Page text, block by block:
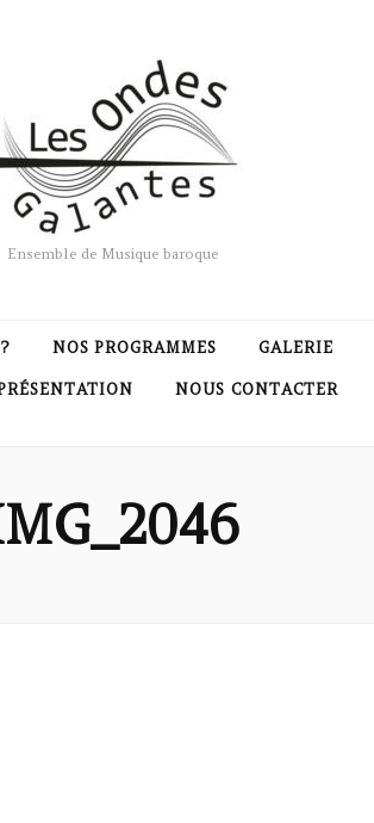
Ensemble de Musique baroque
NOS PROGRAMMES GALERIE
NOUS CONTACTER